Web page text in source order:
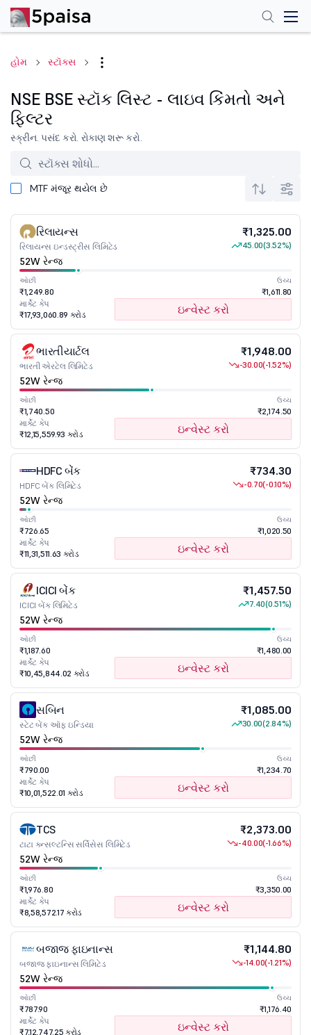
હોમ સ્ટૉક્સ
NSE BSE સ્ટૉક લિસ્ટ - લાઇવ કિંમતો અને
ફિલ્ટર
સ્ક્રીન. પસંદ કરો. રોકાણ શરૂ કરો.
MTF મંજૂર થયેલ છે
રિલાયન્સ
રિલાયન્સ ઇન્ડસ્ટ્રીસ લિમિટેડ
₹1,325.00
45.00(3.52%)
52W રેન્જ
ઓછી
₹1,249.80
ઉચ્ચ
₹1,611.80
માર્કેટ કેપ
₹17,93,060.89 કરોડ
ઇન્વેસ્ટ કરો
ભારતીયાર્ટલ
ભારતી એરટેલ લિમિટેડ
₹1,948.00
-30.00(-1.52%)
52W રેન્જ
ઓછી
₹1,740.50
ઉચ્ચ
₹2,174.50
માર્કેટ કેપ
₹12,15,559.93 કરોડ
ઇન્વેસ્ટ કરો
HDFC બેંક
HDFC બેંક લિમિટેડ
₹734.30
-0.70(-0.10%)
52W રેન્જ
ઓછી
₹726.65
ઉચ્ચ
₹1,020.50
માર્કેટ કેપ
₹11,31,511.63 કરોડ
ઇન્વેસ્ટ કરો
ICICI બેંક
ICICI બેંક લિમિટેડ
₹1,457.50
7.40(0.51%)
52W રેન્જ
ઓછી
₹1,187.60
ઉચ્ચ
₹1,480.00
માર્કેટ કેપ
₹10,45,844.02 કરોડ
ઇન્વેસ્ટ કરો
સબિન
સ્ટેટ બેંક ઑફ ઇન્ડિયા
₹1,085.00
30.00(2.84%)
52W રેન્જ
ઓછી
₹790.00
ઉચ્ચ
₹1,234.70
માર્કેટ કેપ
₹10,01,522.01 કરોડ
ઇન્વેસ્ટ કરો
TCS
ટાટા કન્સલ્ટન્સિ સર્વિસેસ લિમિટેડ
₹2,373.00
-40.00(-1.66%)
52W રેન્જ
ઓછી
₹1,976.80
ઉચ્ચ
₹3,350.00
માર્કેટ કેપ
₹8,58,572.17 કરોડ
ઇન્વેસ્ટ કરો
બજાજ ફાઇનાન્સ
બજાજ ફાઇનાન્સ લિમિટેડ
₹1,144.80
-14.00(-1.21%)
52W રેન્જ
ઓછી
₹787.90
ઉચ્ચ
₹1,176.40
માર્કેટ કેપ
₹7,12,747.25 કરોડ
ઇન્વેસ્ટ કરો